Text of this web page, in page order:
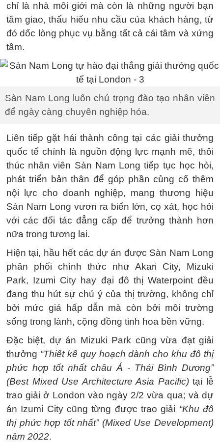
chỉ là nhà môi giới mà còn là những người bạn
tâm giao, thấu hiểu nhu cầu của khách hàng, từ
đó dốc lòng phục vụ bằng tất cả cái tâm và xứng
tầm.
Sàn Nam Long luôn chú trọng đào tạo nhân viên
để ngày càng chuyên nghiệp hóa.
Liên tiếp gặt hái thành công tại các giải thưởng
quốc tế chính là nguồn động lực mạnh mẽ, thôi
thúc nhân viên Sàn Nam Long tiếp tục học hỏi,
phát triển bản thân để góp phần củng cố thêm
nội lực cho doanh nghiệp, mang thương hiệu
Sàn Nam Long vươn ra biển lớn, cọ xát, học hỏi
với các đối tác đẳng cấp để trưởng thành hơn
nữa trong tương lai.
Hiện tại, hầu hết các dự án được Sàn Nam Long
phân phối chính thức như Akari City, Mizuki
Park, Izumi City hay đại đô thị Waterpoint đều
đang thu hút sự chú ý của thị trường, không chỉ
bởi mức giá hấp dẫn mà còn bởi môi trường
sống trong lành, cộng đồng tinh hoa bền vững.
Đặc biệt, dự án Mizuki Park cũng vừa đạt giải
thưởng “Thiết kế quy hoạch dành cho khu đô thị
phức hợp tốt nhất châu Á - Thái Bình Dương”
(Best Mixed Use Architecture Asia Pacific)tại lễ
trao giải ở London vào ngày 2/2 vừa qua; và dự
án Izumi City cũng từng được trao giải “Khu đô
thị phức hợp tốt nhất” (Mixed Use Development)
năm 2022.